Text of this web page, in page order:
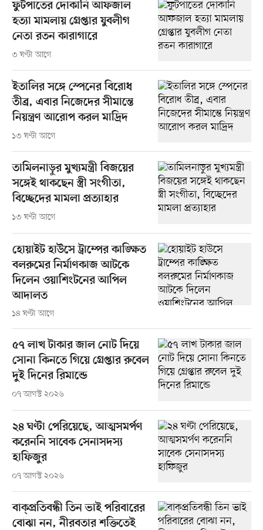
ফুটপাতের দোকানি আফজাল
হত্যা মামলায় গ্রেপ্তার যুবলীগ
নেতা রতন কারাগারে
৩ ঘণ্টা আগে
ইতালির সঙ্গে স্পেনের বিরোধ
তীব্র, এবার নিজেদের সীমান্তে
নিয়ন্ত্রণ আরোপ করল মাদ্রিদ
১৩ ঘণ্টা আগে
তামিলনাড়ুর মুখ্যমন্ত্রী বিজয়ের
সঙ্গেই থাকছেন স্ত্রী সংগীতা,
বিচ্ছেদের মামলা প্রত্যাহার
১৩ ঘণ্টা আগে
হোয়াইট হাউসে ট্রাম্পের কাঙ্ক্ষিত
বলরুমের নির্মাণকাজ আটকে
দিলেন ওয়াশিংটনের আপিল
আদালত
১৪ ঘণ্টা আগে
৫৭ লাখ টাকার জাল নোট দিয়ে
সোনা কিনতে গিয়ে গ্রেপ্তার রুবেল
দুই দিনের রিমান্ডে
০৭ আগস্ট ২০২৬
২৪ ঘণ্টা পেরিয়েছে, আত্মসমর্পণ
করেননি সাবেক সেনাসদস্য
হাফিজুর
০৭ আগস্ট ২০২৬
বাক্প্রতিবন্ধী তিন ভাই পরিবারের
বোঝা নন, নীরবতার শক্তিতেই